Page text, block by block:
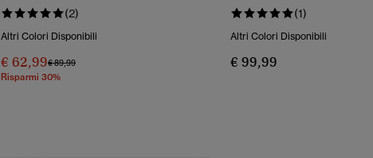
(2)
Altri Colori Disponibili
€ 62,99Prezzo Ridotto Da
€ 89,99A
Risparmi 30%
(1)
Altri Colori Disponibili
€ 99,99